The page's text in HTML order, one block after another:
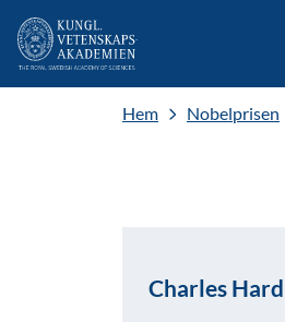
Hem Nobelprisen
Charles